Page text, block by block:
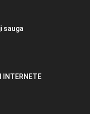
sauga
INTERNETE